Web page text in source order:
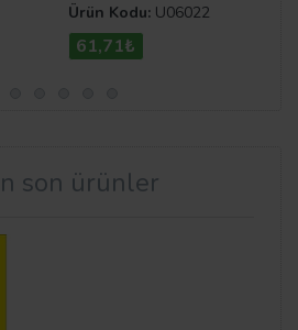
Ürün Kodu: U06022
61,71₺
son ürünler